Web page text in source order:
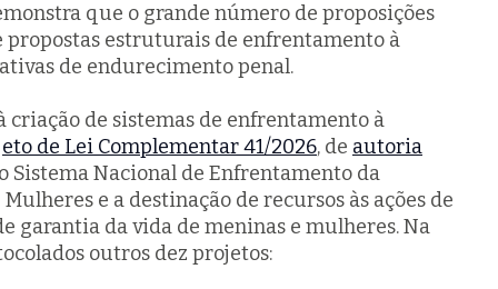
que o grande número de proposições
estruturais de enfrentamento à
de endurecimento penal.
criação de sistemas de enfrentamento à
de Lei Complementar 41/2026, de autoria
Sistema Nacional de Enfrentamento da
e a destinação de recursos às ações de
garantia da vida de meninas e mulheres. Na
outros dez projetos: